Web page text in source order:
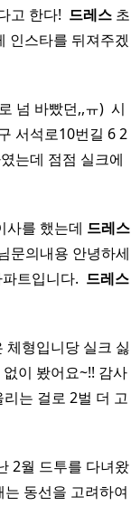
고 한다! 드레스초
인스타를 뒤져주겠
넘 바빴던,,ㅠ) ​ 시
서석로10번길 6 2
는데 점점 실크에
사를 했는데 드레스
문의내용 안녕하세
트입니다.
드레스
체형입니당 실크 싫
이 봤어요~!! 감사
는 걸로 2벌 더 고
2월 드투를 다녀왔
동선을 고려하여